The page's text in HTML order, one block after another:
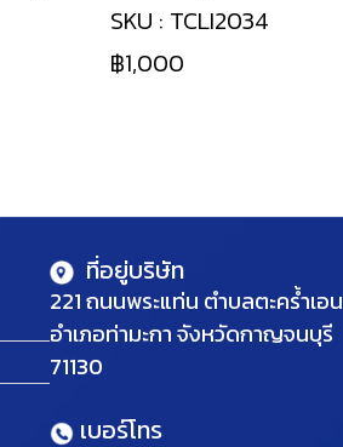
SKU : TCLI2034
฿1,000
ที่อยู่บริษัท
221 ถนนพระแท่น ตำบลตะคร้ำเอน
อำเภอท่ามะกา จังหวัดกาญจนบุรี
71130
เบอร์โทร